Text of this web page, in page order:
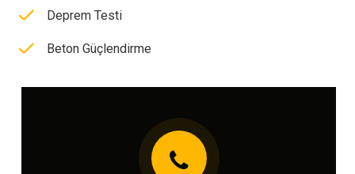
Deprem Testi
Beton Güçlendirme